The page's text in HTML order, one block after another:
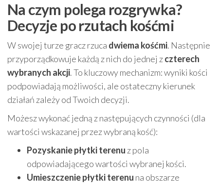
Na czym polega rozgrywka?
Decyzje po rzutach kośćmi
W swojej turze gracz rzuca dwiema kośćmi. Następnie
przyporządkowuje każdą z nich do jednej zczterech
wybranych akcji. To kluczowy mechanizm: wyniki kości
podpowiadają możliwości, ale ostateczny kierunek
działań zależy od Twoich decyzji.
Możesz wykonać jedną z następujących czynności (dla
wartości wskazanej przez wybraną kość):
Pozyskanie płytki terenu z pola
odpowiadającego wartości wybranej kości.
Umieszczenie płytki terenu na obszarze